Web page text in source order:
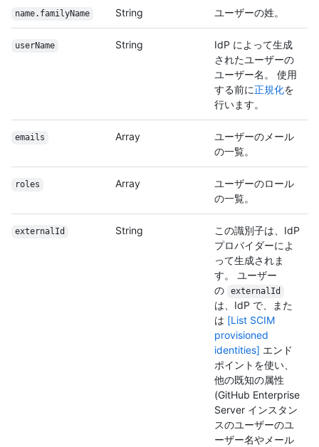
name.familyName String ユーザーの姓。
userName String
IdP によって生成
されたユーザーの
ユーザー名。 使用
する前に正規化を
行います。
emails Array
ユーザーのメール
の一覧。
roles Array
ユーザーのロール
の一覧。
externalId String
この識別子は、IdP
プロバイダーによ
って生成されま
す。 ユーザー
の
externalId
は、IdP で、また
は [List SCIM
provisioned
identities] エンド
ポイントを使い、
他の既知の属性
(GitHub Enterprise
Server インスタン
スのユーザーのユ
ーザー名やメール